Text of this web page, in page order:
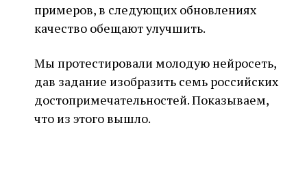
примеров, в следующих обновлениях
качество обещают улучшить.
Мы протестировали молодую нейросеть,
дав задание изобразить семь российских
достопримечательностей. Показываем,
что из этого вышло.